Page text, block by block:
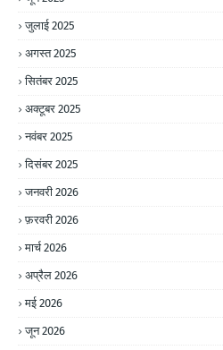
जुलाई 2025
अगस्त 2025
सितंबर 2025
अक्टूबर 2025
नवंबर 2025
दिसंबर 2025
जनवरी 2026
फ़रवरी 2026
मार्च 2026
अप्रैल 2026
मई 2026
जून 2026